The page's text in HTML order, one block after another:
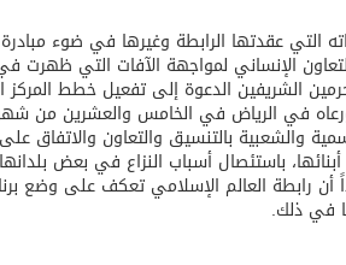
التي عقدتها الرابطة وغيرها في ضوء
الإنساني لمواجهة الآفات التي ظهرت
الشريفين الدعوة إلى تفعيل خطط المركز
في الرياض في الخامس والعشرين من شهر ذي
والشعبية بالتنسيق والتعاون
باستئصال أسباب النزاع في بعض
أن رابطة العالم الإسلامي تعكف على وضع
في ذلك.